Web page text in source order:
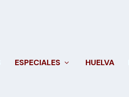
ESPECIALES HUELVA